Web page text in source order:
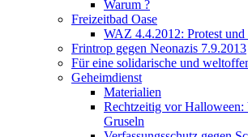
Warum ?
Freizeitbad Oase
WAZ 4.4.2012: Protest und
Frintrop gegen Neonazis 7.9.2013
Für eine solidarische und
Geheimdienst
Materialien
Rechtzeitig vor
Gruseln